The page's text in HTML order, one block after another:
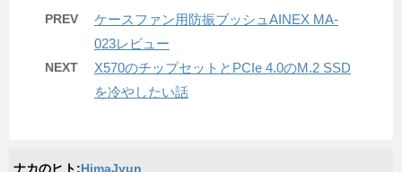
PREV
ケースファン用防振ブッシュAINEX MA-
023レビュー
NEXT
X570のチップセットとPCIe 4.0のM.2 SSD
を冷やしたい話
ナカのヒト:HimaJyun